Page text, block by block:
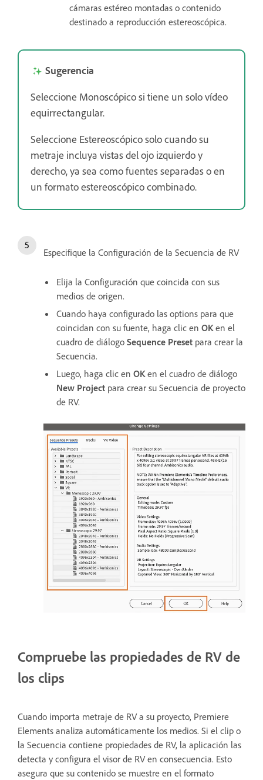
cámaras estéreo montadas o contenido
destinado a reproducción estereoscópica.
Sugerencia
Seleccione Monoscópico si tiene un solo vídeo
equirrectangular.
Seleccione Estereoscópico solo cuando su
metraje incluya vistas del ojo izquierdo y
derecho, ya sea como fuentes separadas o en
un formato estereoscópico combinado.
Especifique la Configuración de la Secuencia de RV
Elija la Configuración que coincida con sus
medios de origen.
Cuando haya configurado las options para que
coincidan con su fuente, haga clic en OK en el
cuadro de diálogo Sequence Preset para crear la
Secuencia.
Luego, haga clic en OK en el cuadro de diálogo
New Project para crear su Secuencia de proyecto
de RV.
Compruebe las propiedades de RV de
los clips
Cuando importa metraje de RV a su proyecto, Premiere
Elements analiza automáticamente los medios. Si el clip o
la Secuencia contiene propiedades de RV, la aplicación las
detecta y configura el visor de RV en consecuencia. Esto
asegura que su contenido se muestre en el formato